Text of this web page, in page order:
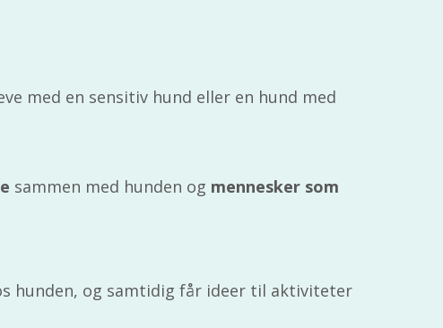
med en sensitiv hund eller en hund med
sammen med hunden og mennesker som
hunden, og samtidig får ideer til aktiviteter